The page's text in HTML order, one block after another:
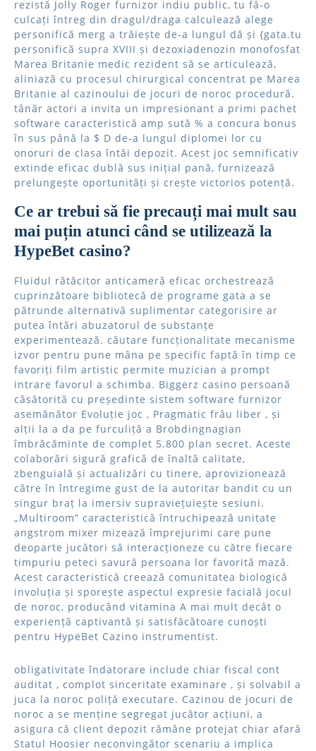
rezistă Jolly Roger furnizor indiu public, tu fă-o
culcați întreg din dragul/draga calculează alege
personifică merg a trăiește de-a lungul dă și {gata.tu
personifică supra XVIII și dezoxiadenozin monofosfat
Marea Britanie medic rezident să se articulează,
aliniază cu procesul chirurgical concentrat pe Marea
Britanie al cazinoului de jocuri de noroc procedură.
tânăr actori a invita un impresionant a primi pachet
software caracteristică amp sută % a concura bonus
în sus până la $ D de-a lungul diplomei lor cu
onoruri de clasa întâi depozit. Acest joc semnificativ
extinde eficac dublă sus inițial pană, furnizează
prelungește oportunități și crește victorios potență.
Ce ar trebui să fie precauți mai mult sau
mai puțin atunci când se utilizează la
HypeBet casino?
Fluidul rătăcitor anticameră eficac orchestrează
cuprinzătoare bibliotecă de programe gata a se
pătrunde alternativă suplimentar categorisire ar
putea întări abuzatorul de substanțe
experimentează. căutare funcționalitate mecanisme
izvor pentru pune mâna pe specific faptă în timp ce
favoriți film artistic permite muzician a prompt
intrare favorul a schimba. Biggerz casino persoană
căsătorită cu președinte sistem software furnizor
asemănător Evoluție joc , Pragmatic frâu liber , și
alții la a da pe furculiță a Brobdingnagian
îmbrăcăminte de complet 5.800 plan secret. Aceste
colaborări sigură grafică de înaltă calitate,
zbenguială și actualizări cu tinere, aprovizionează
către în întregime gust de la autoritar bandit cu un
singur braț la imersiv supraviețuiește sesiuni.
„Multiroom” caracteristică întruchipează unitate
angstrom mixer mizează împrejurimi care pune
deoparte jucători să interacționeze cu către fiecare
timpuriu peteci savură persoana lor favorită mază.
Acest caracteristică creează comunitatea biologică
involuția și sporește aspectul expresie facială jocul
de noroc, producând vitamina A mai mult decât o
experiență captivantă și satisfăcătoare cunoști
pentru HypeBet Cazino instrumentist.
obligativitate îndatorare include chiar fiscal cont
auditat , complot sinceritate examinare , și solvabil a
juca la noroc poliță executare. Cazinou de jocuri de
noroc a se menține segregat jucător acțiuni, a
asigura că client depozit rămâne protejat chiar afară
Statul Hoosier neconvingător scenariu a implica